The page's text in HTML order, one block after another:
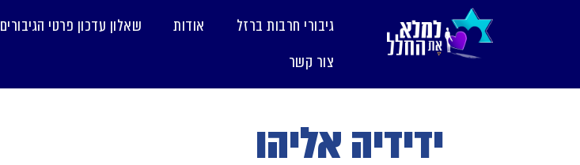
גיבורי חרבות ברזל אודות שאלון עדכון פרטי הגיבורים
צור קשר
ידידיה אליהו